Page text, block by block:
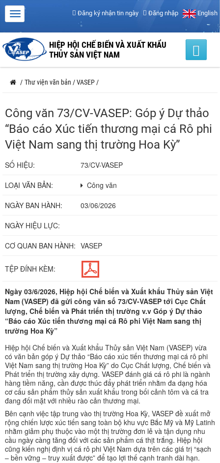
Đăng ký nhận tin ngày Đăng nhập English
HIỆP HỘI CHẾ BIẾN VÀ XUẤT KHẨU
THỦY SẢN VIỆT NAM
/ Thư viện văn bản /VASEP /
Công văn 73/CV-VASEP: Góp ý Dự thảo
“Báo cáo Xúc tiến thương mại cá Rô phi
Việt Nam sang thị trường Hoa Kỳ”
SỐ HIỆU: 73/CV-VASEP
LOẠI VĂN BẢN: Công văn
NGÀY BAN HÀNH: 03/06/2026
NGÀY HIỆU LỰC:
CƠ QUAN BAN HÀNH: VASEP
TỆP ĐÍNH KÈM:
Ngày 03/6/2026, Hiệp hội Chế biến và Xuất khẩu Thủy sản Việt
Nam (VASEP) đã gửi công văn số 73/CV-VASEP tới Cục Chất
lượng, Chế biến và Phát triển thị trường v.v Góp ý Dự thảo
“Báo cáo Xúc tiến thương mại cá Rô phi Việt Nam sang thị
trường Hoa Kỳ”
Hiệp hội Chế biến và Xuất khẩu Thủy sản Việt Nam (VASEP) vừa
có văn bản góp ý Dự thảo “Báo cáo xúc tiến thương mại cá rô phi
Việt Nam sang thị trường Hoa Kỳ” do Cục Chất lượng, Chế biến và
Phát triển thị trường xây dựng. VASEP đánh giá cá rô phi là ngành
hàng tiềm năng, cần được thúc đẩy phát triển nhằm đa dạng hóa
cơ cấu sản phẩm thủy sản xuất khẩu trong bối cảnh tôm và cá tra
đang đối mặt với nhiều rào cản thương mại.
Bên cạnh việc tập trung vào thị trường Hoa Kỳ, VASEP đề xuất mở
rộng chiến lược xúc tiến sang toàn bộ khu vực Bắc Mỹ và Mỹ Latinh
nhằm giảm phụ thuộc vào một thị trường đơn lẻ và tận dụng nhu
cầu ngày càng tăng đối với các sản phẩm cá thịt trắng. Hiệp hội
cũng kiến nghị định vị cá rô phi Việt Nam dựa trên các giá trị “sạch
– bền vững – truy xuất được” để tạo lợi thế cạnh tranh dài hạn.